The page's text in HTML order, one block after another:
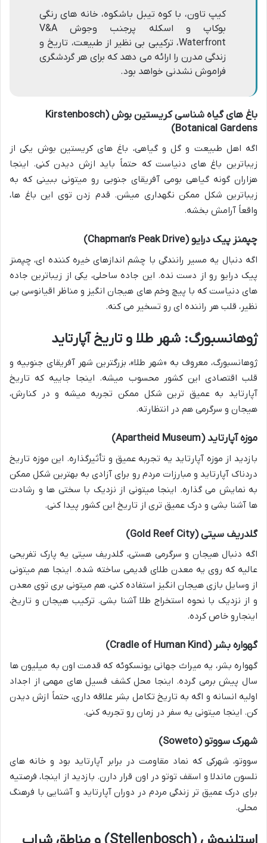
کیپ تاون، با کوه تیبل باشکوه، خانه های رنگی
بوکاپ و اسکله پرجنب وجوش V&A
Waterfront، ترکیبی بی نظیر از طبیعت، تاریخ و
زندگی مدرن را ارائه می دهد که برای هر گردشگری
فراموش نشدنی خواهد بود.
باغ های گیاه شناسی کریستین بوش (Kirstenbosch
Botanical Gardens)
اگه اهل طبیعت و گل و گیاهی، باغ های کریستین بوش یکی از
زیباترین باغ های دنیاست که حتماً باید ازش دیدن کنی. اینجا
هزاران گونه گیاهی بومی آفریقای جنوبی رو میتونی ببینی که به
زیباترین شکل ممکن نگهداری میشن. قدم زدن توی این باغ ها،
واقعاً آرامش بخشه.
چپمنز پیک درایو (Chapman’s Peak Drive)
اگه دنبال یه مسیر رانندگی با چشم اندازهای خیره کننده ای، چپمنز
پیک درایو رو از دست نده. این جاده ساحلی، یکی از زیباترین جاده
های دنیاست که با پیچ وخم های هیجان انگیز و مناظر اقیانوسی بی
نظیر، قلب هر راننده ای رو تسخیر می کنه.
ژوهانسبورگ: شهر طلا و تاریخ آپارتاید
ژوهانسبورگ، معروف به «شهر طلا»، بزرگترین شهر آفریقای جنوبیه و
قلب اقتصادی این کشور محسوب میشه. اینجا جاییه که تاریخ
آپارتاید به عمیق ترین شکل ممکن تجربه میشه و در کنارش،
هیجان و سرگرمی هم در انتظارته.
موزه آپارتاید (Apartheid Museum)
بازدید از موزه آپارتاید یه تجربه عمیق و تأثیرگذاره. این موزه تاریخ
دردناک آپارتاید و مبارزات مردم رو برای آزادی به بهترین شکل ممکن
به نمایش می گذاره. اینجا میتونی از نزدیک با سختی ها و رشادت
ها آشنا بشی و درک عمیق تری از تاریخ این کشور پیدا کنی.
گلدریف سیتی (Gold Reef City)
اگه دنبال هیجان و سرگرمی هستی، گلدریف سیتی یه پارک تفریحی
عالیه که روی یه معدن طلای قدیمی ساخته شده. اینجا هم میتونی
از وسایل بازی هیجان انگیز استفاده کنی، هم میتونی بری توی معدن
و از نزدیک با نحوه استخراج طلا آشنا بشی. ترکیب هیجان و تاریخ،
اینجارو خاص کرده.
گهواره بشر (Cradle of Human Kind)
گهواره بشر، یه میراث جهانی یونسکوئه که قدمت اون به میلیون ها
سال پیش برمی گرده. اینجا محل کشف فسیل های مهمی از اجداد
اولیه انسانه و اگه به تاریخ تکامل بشر علاقه داری، حتماً ازش دیدن
کن. اینجا میتونی یه سفر در زمان رو تجربه کنی.
شهرک سووتو (Soweto)
سووتو، شهرکی که نماد مقاومت در برابر آپارتاید بود و خانه های
نلسون ماندلا و اسقف توتو در اون قرار دارن. بازدید از اینجا، فرصتیه
برای درک عمیق تر زندگی مردم در دوران آپارتاید و آشنایی با فرهنگ
محلی.